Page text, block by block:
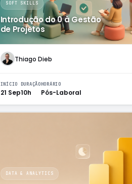
SOFT SKILLS
Introdução do 0 à Gestão
de Projetos
Thiago Dieb
INÍCIO
21 Sep
DURAÇÃO
10h
HORÁRIO
Pós-Laboral
DATA & ANALYTICS